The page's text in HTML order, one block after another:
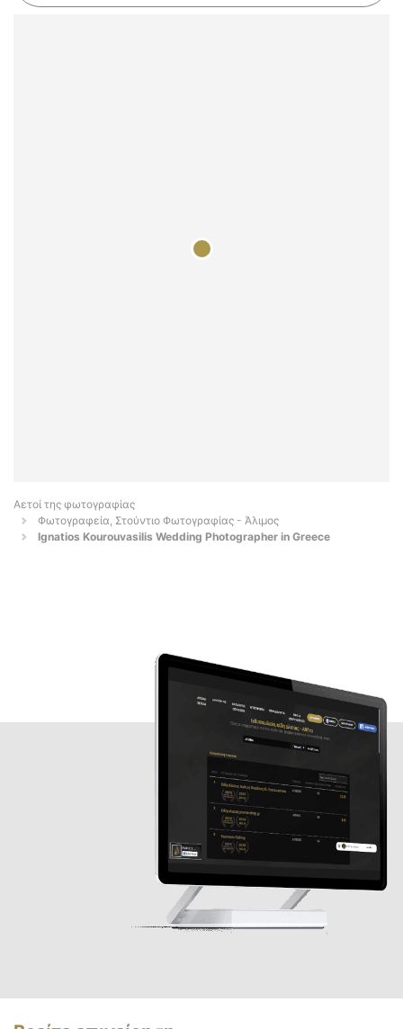
Αετοί της φωτογραφίας
Φωτογραφεία, Στούντιο Φωτογραφίας - Άλιμος
Ignatios Kourouvasilis Wedding Photographer in Greece